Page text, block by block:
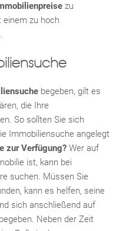
zu
einem zu hoch
begeben, gilt es
die Ihre
So sollten Sie sich
Immobiliensuche angelegt
zur Verfügung? Wer auf
ist, kann bei
suchen. Müssen Sie
kann es helfen, seine
sich anschließend auf
Neben der Zeit